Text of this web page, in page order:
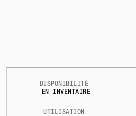
DISPONIBILITÉ
EN INVENTAIRE
UTILISATION